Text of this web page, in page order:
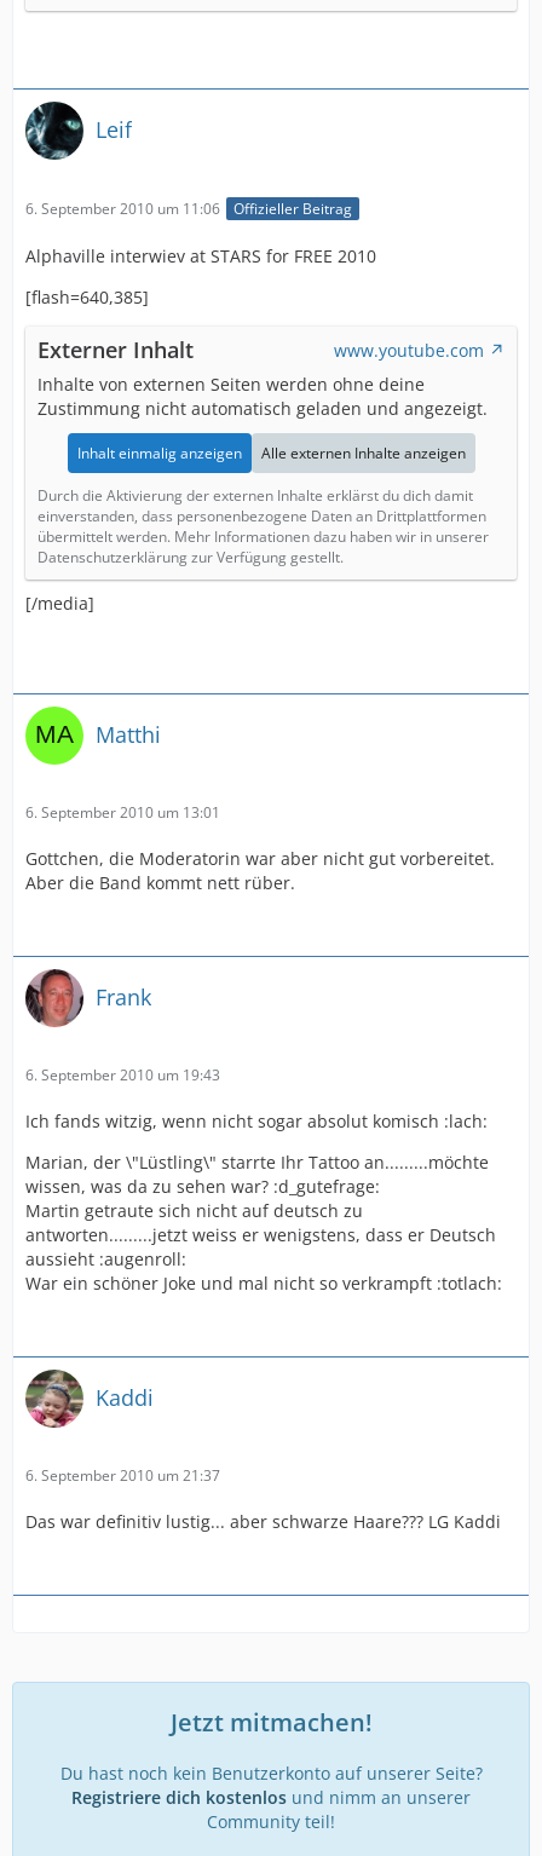
Leif
6. September 2010 um 11:06 Offizieller Beitrag
Alphaville interwiev at STARS for FREE 2010
[flash=640,385]
Externer Inhalt
www.youtube.com
Inhalte von externen Seiten werden ohne deine
Zustimmung nicht automatisch geladen und angezeigt.
Inhalt einmalig anzeigen Alle externen Inhalte anzeigen
Durch die Aktivierung der externen Inhalte erklärst du dich damit
einverstanden, dass personenbezogene Daten an Drittplattformen
übermittelt werden. Mehr Informationen dazu haben wir in unserer
Datenschutzerklärung zur Verfügung gestellt.
[/media]
Matthi
6. September 2010 um 13:01
Gottchen, die Moderatorin war aber nicht gut vorbereitet.
Aber die Band kommt nett rüber.
Frank
6. September 2010 um 19:43
Ich fands witzig, wenn nicht sogar absolut komisch :lach:
Marian, der \"Lüstling\" starrte Ihr Tattoo an.........möchte
wissen, was da zu sehen war? :d_gutefrage:
Martin getraute sich nicht auf deutsch zu
antworten.........jetzt weiss er wenigstens, dass er Deutsch
aussieht :augenroll:
War ein schöner Joke und mal nicht so verkrampft :totlach:
Kaddi
6. September 2010 um 21:37
Das war definitiv lustig... aber schwarze Haare??? LG Kaddi
Jetzt mitmachen!
Du hast noch kein Benutzerkonto auf unserer Seite?
Registriere dich kostenlos und nimm an unserer
Community teil!